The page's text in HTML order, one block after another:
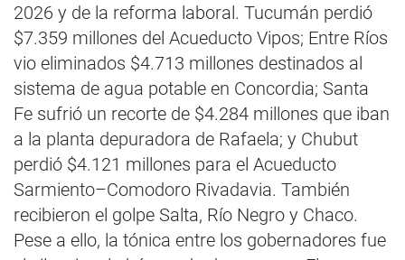
2026 y de la reforma laboral. Tucumán perdió
$7.359 millones del Acueducto Vipos; Entre Ríos
vio eliminados $4.713 millones destinados al
sistema de agua potable en Concordia; Santa
Fe sufrió un recorte de $4.284 millones que iban
a la planta depuradora de Rafaela; y Chubut
perdió $4.121 millones para el Acueducto
Sarmiento–Comodoro Rivadavia. También
recibieron el golpe Salta, Río Negro y Chaco.
Pese a ello, la tónica entre los gobernadores fue